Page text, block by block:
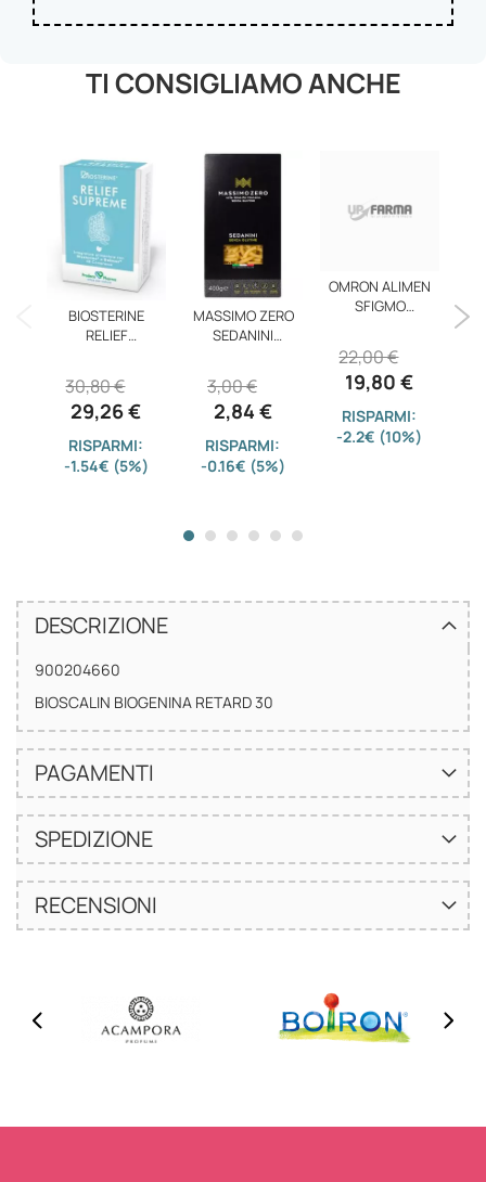
TI CONSIGLIAMO ANCHE
BIOSTERINE
RELIEF
29,26 €
30,80 €
RISPARMI:
-1.54€ (5%)
MASSIMO ZERO
SEDANINI
2,84 €
3,00 €
RISPARMI:
-0.16€ (5%)
OMRON ALIMEN
SFIGMO
19,80 €
22,00 €
RISPARMI:
-2.2€ (10%)
DESCRIZIONE
900204660
BIOSCALIN BIOGENINA RETARD 30
PAGAMENTI
SPEDIZIONE
RECENSIONI